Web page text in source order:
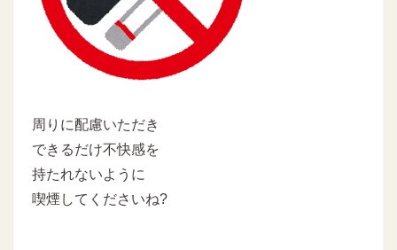
周りに配慮いただき
できるだけ不快感を
持たれないように
喫煙してくださいね?